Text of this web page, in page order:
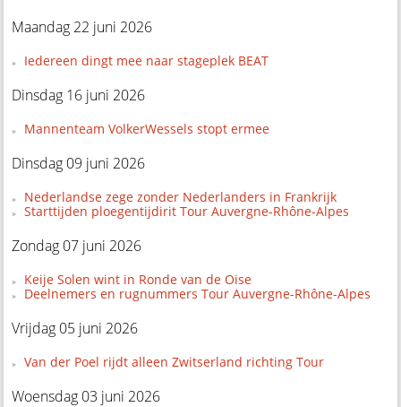
Maandag 22 juni 2026
Iedereen dingt mee naar stageplek BEAT
Dinsdag 16 juni 2026
Mannenteam VolkerWessels stopt ermee
Dinsdag 09 juni 2026
Nederlandse zege zonder Nederlanders in Frankrijk
Starttijden ploegentijdirit Tour Auvergne-Rhône-Alpes
Zondag 07 juni 2026
Keije Solen wint in Ronde van de Oise
Deelnemers en rugnummers Tour Auvergne-Rhône-Alpes
Vrijdag 05 juni 2026
Van der Poel rijdt alleen Zwitserland richting Tour
Woensdag 03 juni 2026